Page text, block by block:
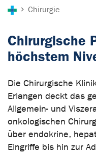
Chirurgie
Chirurgische
höchstem
Die Chirurgische
Erlangen deckt das
Allgemein- und
onkologischen
über endokrine,
Eingriffe bis hin zur